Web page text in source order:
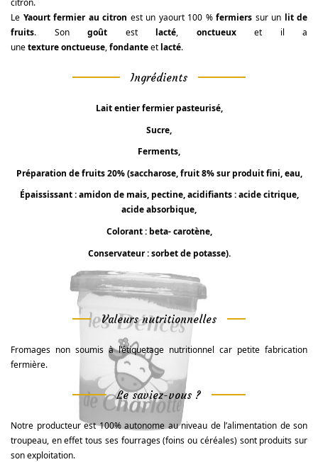
citron.
Le Yaourt fermier au citron est un yaourt 100 % fermiers sur un lit de
fruits. Son goût est lacté, onctueuxet il a
unetextureonctueuse,fondanteet lacté.
Ingrédients
Lait entier fermier pasteurisé,
Sucre,
Ferments,
Préparation de fruits 20% (saccharose, fruit 8% sur produit fini, eau,
Épaississant : amidon de mais, pectine, acidifiants : acide citrique,
acide absorbique,
Colorant : beta- carotène,
Conservateur : sorbet de potasse).
Valeurs nutritionnelles
Fromages non soumis à l’étiquetage nutritionnel car petite fabrication
fermière.
Le saviez-vous ?
Notre producteur est 100% autonome au niveau de l’alimentation de son
troupeau, en effet tous ses fourrages (foins ou céréales) sont produits sur
son exploitation.